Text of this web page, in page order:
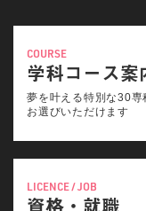
COURSE
学科コース案
夢を叶える特別な30専
お選びいただけます
LICENCE / JOB
資格・就職